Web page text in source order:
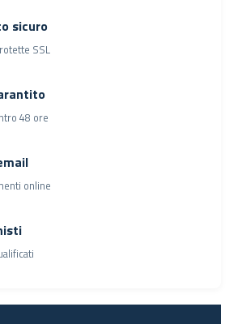
sicuro
SSL
48 ore
online